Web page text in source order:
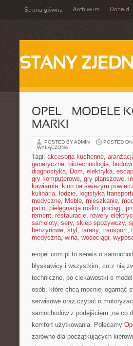
Strona główna Archiwum Donald
STANY
OPEL – MODELE
MARKI
POSTED BY ADMIN POSTED
WYŁĄCZONA
Tagi: akcesoria kuchenne,
genetyczne, biotechnologia,
diagnostyka, Dom, elektryka,
gry komputerowe, gry planszowe,
kawiarnie, kino na świeżym
kulinaria, łodzie, logistyka
medyczne, Meble, mieszkanie,
patio, pielęgnacja roślin, pociągi,
remont, restauracje, rowery
samoloty, sery, sklep spożywczy,
benzynowe, styl , tarasy, transport,
medyczna, wina, wodociągi,
e-opel.com.pl to serwis o
błyskawicy i wszystkim, co z nią
techniczne, po ciekawostki o
osób, które chcą mocniej ogarnąć
serwisowe oraz czytać o
samochodów z podejściem „na
komfort użytkowania. Polecamy
zarówno dla początkujących